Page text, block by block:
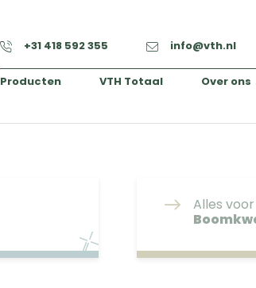
+31 418 592 355 info@vth.nl
Producten VTH Totaal Over ons
Alles voor